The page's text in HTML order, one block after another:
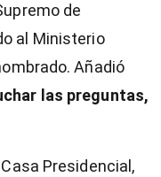
de
al Ministerio
Añadió
las preguntas,
Presidencial,